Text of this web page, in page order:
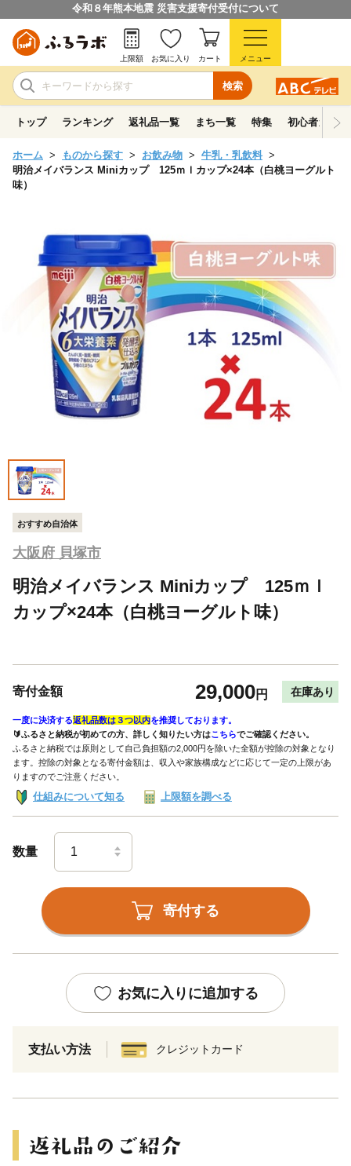
令和８年熊本地震 災害支援寄付受付について
検索
上限額 お気に入り カート メニュー
トップ ランキング 返礼品一覧 まち一覧 特集 初心者ガイド
ホーム ものから探す お飲み物
牛乳・乳飲料
明治メイバランス Miniカップ 125ｍｌカップ×24本（白桃ヨーグルト
味）
おすすめ自治体
大阪府 貝塚市
明治メイバランス Miniカップ 125ｍｌ
カップ×24本（白桃ヨーグルト味）
寄付金額 29,000円 在庫あり
一度に決済する返礼品数は３つ以内を推奨しております。
🔰ふるさと納税が初めての方、詳しく知りたい方はこちらでご確認ください。
ふるさと納税では原則として自己負担額の2,000円を除いた全額が控除の対象となり
ます。控除の対象となる寄付金額は、収入や家族構成などに応じて一定の上限があ
りますのでご注意ください。
仕組みについて知る 上限額を調べる
数量
寄付する
お気に入りに追加する
支払い方法 クレジットカード